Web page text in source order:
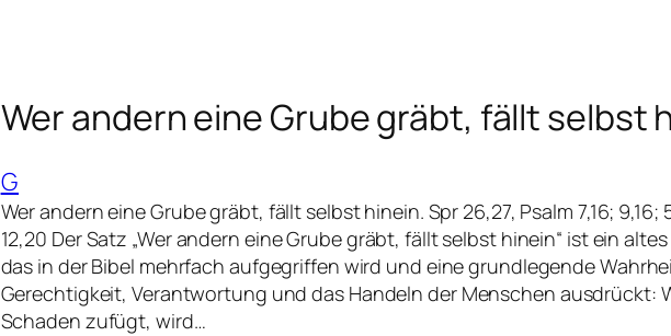
Wer andern eine Grube gräbt, fällt selbst
G
Wer andern eine Grube gräbt, fällt selbst hinein. Spr 26,27, Psalm 7,16; 9,16;
12,20 Der Satz „Wer andern eine Grube gräbt, fällt selbst hinein“ ist ein
das in der Bibel mehrfach aufgegriffen wird und eine grundlegende
Gerechtigkeit, Verantwortung und das Handeln der Menschen ausdrückt:
Schaden zufügt, wird…